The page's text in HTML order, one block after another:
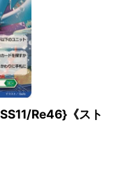
Re46}《スト